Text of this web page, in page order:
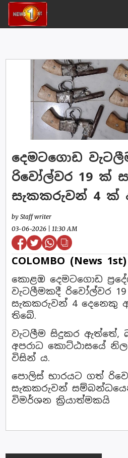
දෙමටගොඩ
රිවෝල්වර 19 ක්
සැකකරුවන් 4 ක්
by Staff writer
03-06-2026 | 11:30 AM
COLOMBO (News
කොළඹ දෙමටගොඩ
වැටලීමකදී රිවෝල්වර
සැකකරුවන් 4 දෙනෙකු
තිබේ.
වැටලීම සිදුකර ඇත්තේ,
අපරාධ කොට්ඨාසයේ
විසින් ය.
පොලිස් භාරයට ගත්
සැකකරුවන්
විමර්ශන ක්‍රියාත්මකයි